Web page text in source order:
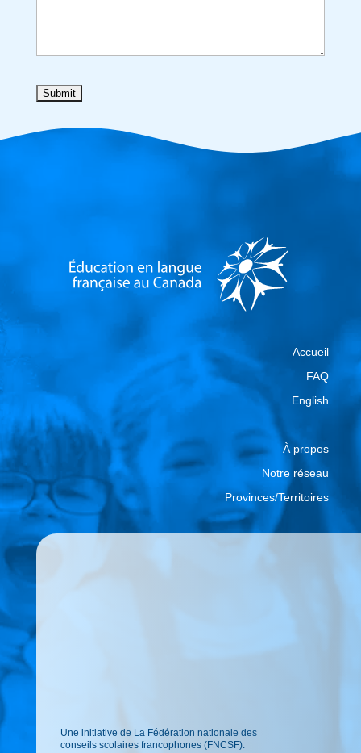
Accueil
FAQ
English
À propos
Notre réseau
Provinces/Territoires
Une initiative de La Fédération nationale des
conseils scolaires francophones (FNCSF).